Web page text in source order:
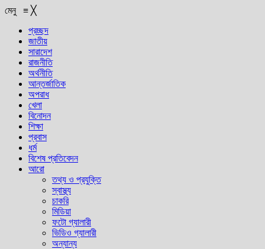
মেনু ≡ ╳
প্রচ্ছদ
জাতীয়
সারাদেশ
রাজনীতি
অর্থনীতি
আন্তর্জাতিক
অপরাধ
খেলা
বিনোদন
শিক্ষা
প্রবাস
ধর্ম
বিশেষ প্রতিবেদন
আরো
তথ্য ও প্রযুক্তি
স্বাস্থ্য
চাকরি
মিডিয়া
ফটো গ্যালারী
ভিডিও গ্যালারী
অন্যান্য